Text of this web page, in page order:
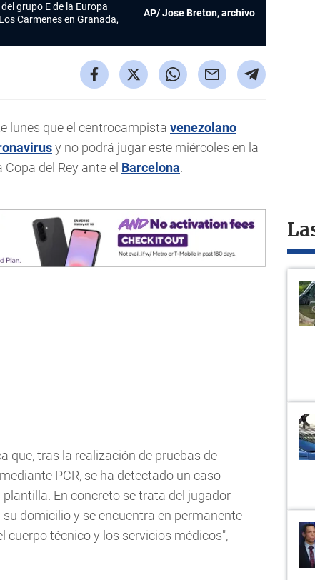
grupo E de la Europa
Carmenes en Granada,
AP/ Jose Breton, archivo
lunes que el centrocampista venezolano
y no podrá jugar este miércoles en la
del Rey ante el Barcelona.
que, tras la realización de pruebas de
PCR, se ha detectado un caso
En concreto se trata del jugador
domicilio y se encuentra en permanente
técnico y los servicios médicos",